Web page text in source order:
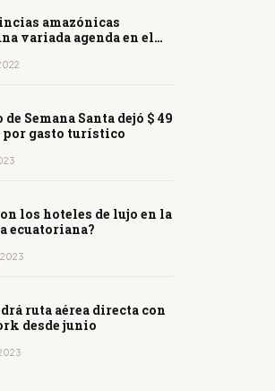
amazónicas
variada agenda en el
Semana Santa dejó $ 49
gasto turístico
los hoteles de lujo en la
ecuatoriana?
ruta aérea directa con
desde junio